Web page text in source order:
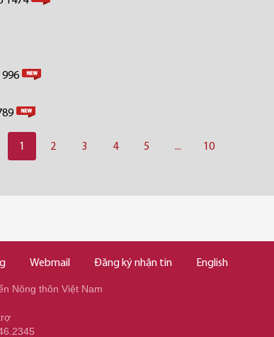
996
1 2 3 4 5 ... 10
Webmail Đăng ký nhận tin English
Nông thôn Việt Nam